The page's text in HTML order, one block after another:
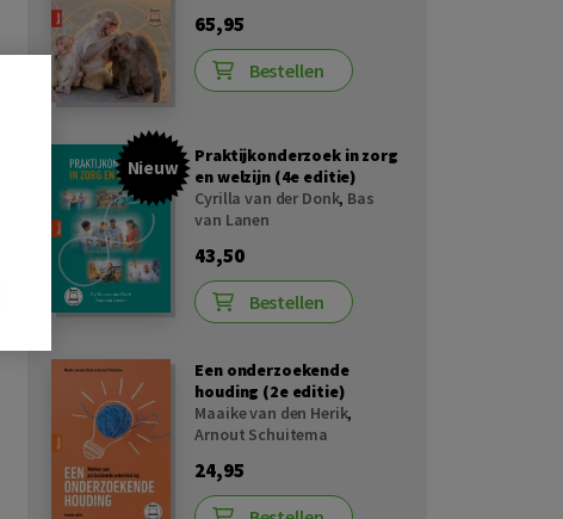
65,95
Bestellen
Nieuw
Praktijkonderzoek in zorg
en welzijn (4e editie)
Cyrilla van der Donk, Bas
van Lanen
43,50
Bestellen
Een onderzoekende
houding (2e editie)
Maaike van den Herik,
Arnout Schuitema
24,95